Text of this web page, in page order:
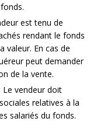
est tenu de
rendant le fonds
valeur. En cas de
peut demander
de la vente.
Le vendeur doit
relatives à la
salariés du fonds.